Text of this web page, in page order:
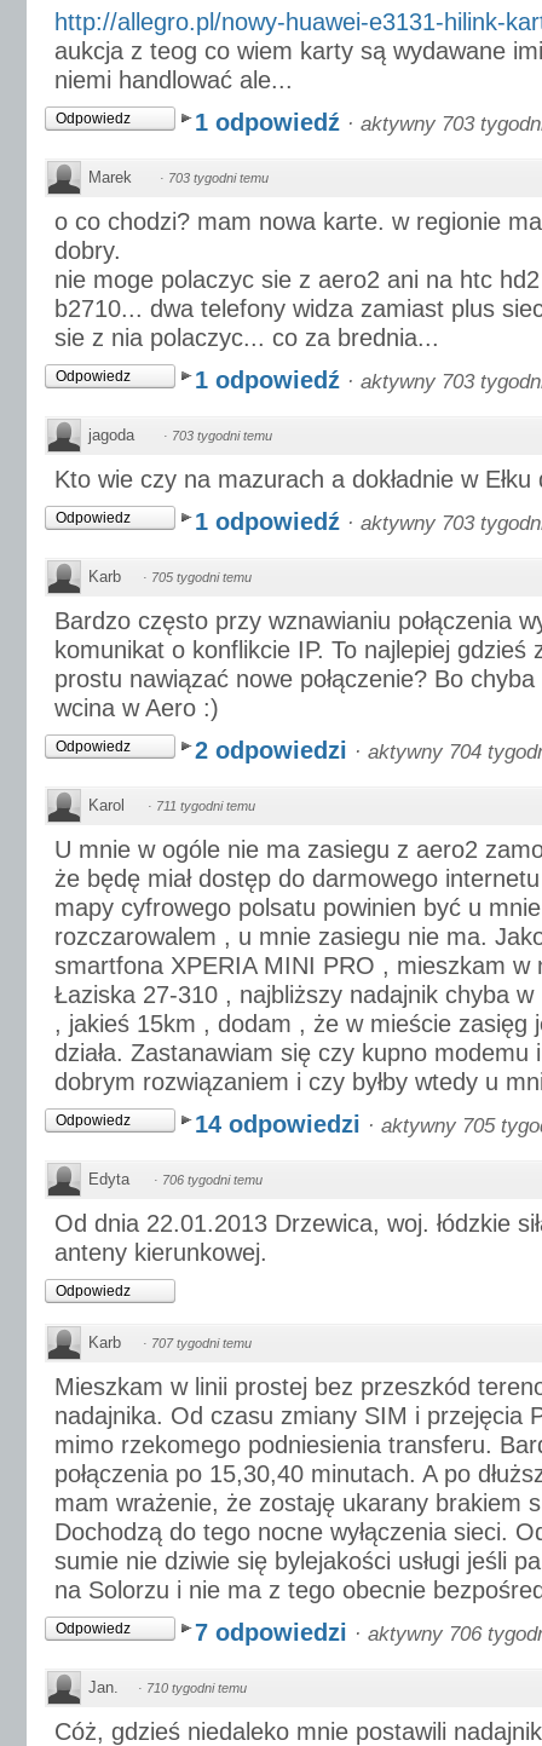
http://allegro.pl/nowy-huawei-e3131-hilink-
aukcja z teog co wiem karty są wydawane
niemi handlować ale...
Odpowiedz 1 odpowiedź · aktywny 703
Marek · 703 tygodni temu
o co chodzi? mam nowa karte. w regionie
dobry.
nie moge polaczyc sie z aero2 ani na htc
b2710... dwa telefony widza zamiast plus
sie z nia polaczyc... co za brednia...
Odpowiedz 1 odpowiedź · aktywny 703
jagoda · 703 tygodni temu
Kto wie czy na mazurach a dokładnie w Ełku
Odpowiedz 1 odpowiedź · aktywny 703
Karb · 705 tygodni temu
Bardzo często przy wznawianiu połączenia
komunikat o konflikcie IP. To najlepiej gdzieś
prostu nawiązać nowe połączenie? Bo
wcina w Aero :)
Odpowiedz 2 odpowiedzi · aktywny 704
Karol · 711 tygodni temu
U mnie w ogóle nie ma zasiegu z aero2
że będę miał dostęp do darmowego
mapy cyfrowego polsatu powinien być u
rozczarowalem , u mnie zasiegu nie ma.
smartfona XPERIA MINI PRO , mieszkam w
Łaziska 27-310 , najbliższy nadajnik chyba
, jakieś 15km , dodam , że w mieście zasięg
działa. Zastanawiam się czy kupno modemu
dobrym rozwiązaniem i czy byłby wtedy u
Odpowiedz 14 odpowiedzi · aktywny 705
Edyta · 706 tygodni temu
Od dnia 22.01.2013 Drzewica, woj. łódzkie
anteny kierunkowej.
Odpowiedz
Karb · 707 tygodni temu
Mieszkam w linii prostej bez przeszkód
nadajnika. Od czasu zmiany SIM i przejęcia
mimo rzekomego podniesienia transferu.
połączenia po 15,30,40 minutach. A po
mam wrażenie, że zostaję ukarany brakiem
Dochodzą do tego nocne wyłączenia sieci.
sumie nie dziwie się bylejakości usługi jeśli
na Solorzu i nie ma z tego obecnie
Odpowiedz 7 odpowiedzi · aktywny 706
Jan. · 710 tygodni temu
Cóż, gdzieś niedaleko mnie postawili